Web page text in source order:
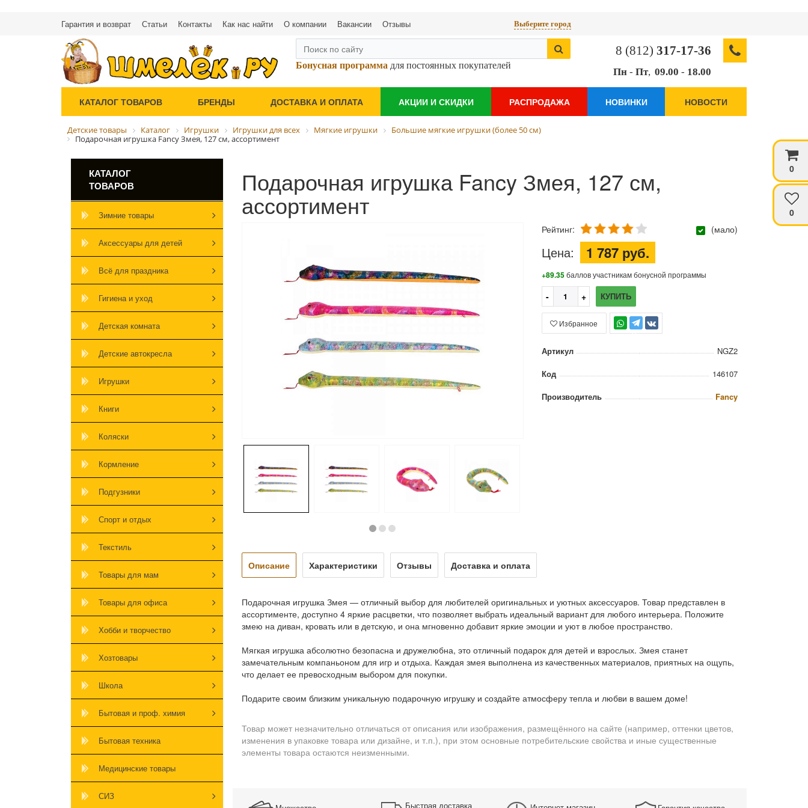
Гарантия и возврат Статьи Контакты Как нас найти О компании Вакансии Отзывы
0
0
Выберите город
Бонусная программа для постоянных покупателей
8 (812) 317-17-36
Пн - Пт, 09.00 - 18.00
КАТАЛОГ ТОВАРОВ БРЕНДЫ ДОСТАВКА И ОПЛАТА АКЦИИ И СКИДКИ РАСПРОДАЖА НОВИНКИ НОВОСТИ
Детские товары Каталог Игрушки Игрушки для всех Мягкие игрушки
Большие мягкие игрушки (более 50 см)
Подарочная игрушка Fancy Змея, 127 см, ассортимент
КАТАЛОГ
ТОВАРОВ
Зимние товары
Аксессуары для детей
Всё для праздника
Гигиена и уход
Детская комната
Детские автокресла
Игрушки
Книги
Коляски
Кормление
Подгузники
Спорт и отдых
Текстиль
Товары для мам
Товары для офиса
Хобби и творчество
Хозтовары
Школа
Бытовая и проф. химия
Бытовая техника
Медицинские товары
СИЗ
Подарочная игрушка Fancy Змея, 127 см,
ассортимент
Рейтинг: (мало)
Цена: 1 787 руб.
+89.35баллов участникам бонусной программы
КУПИТЬ
TG
Избранное
Артикул
NGZ2
Код
146107
Производитель
Fancy
Описание Характеристики Отзывы Доставка и оплата
Подарочная игрушка Змея — отличный выбор для любителей оригинальных и уютных аксессуаров. Товар представлен в
ассортименте, доступно 4 яркие расцветки, что позволяет выбрать идеальный вариант для любого интерьера. Положите
змею на диван, кровать или в детскую, и она мгновенно добавит яркие эмоции и уют в любое пространство.
Мягкая игрушка абсолютно безопасна и дружелюбна, это отличный подарок для детей и взрослых. Змея станет
замечательным компаньоном для игр и отдыха. Каждая змея выполнена из качественных материалов, приятных на ощупь,
что делает ее превосходным выбором для покупки.
Подарите своим близким уникальную подарочную игрушку и создайте атмосферу тепла и любви в вашем доме!
Товар может незначительно отличаться от описания или изображения, размещённого на сайте (например, оттенки цветов,
изменения в упаковке товара или дизайне, и т.п.), при этом основные потребительские свойства и иные существенные
элементы товара остаются неизменными.
Быстрая доставка